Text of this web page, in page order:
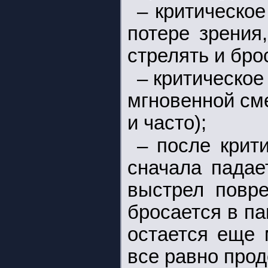
–
потере
стрелять и
–
мгновенной
и часто);
– после
сначала
выстрел
бросается в
остается еще
все равно